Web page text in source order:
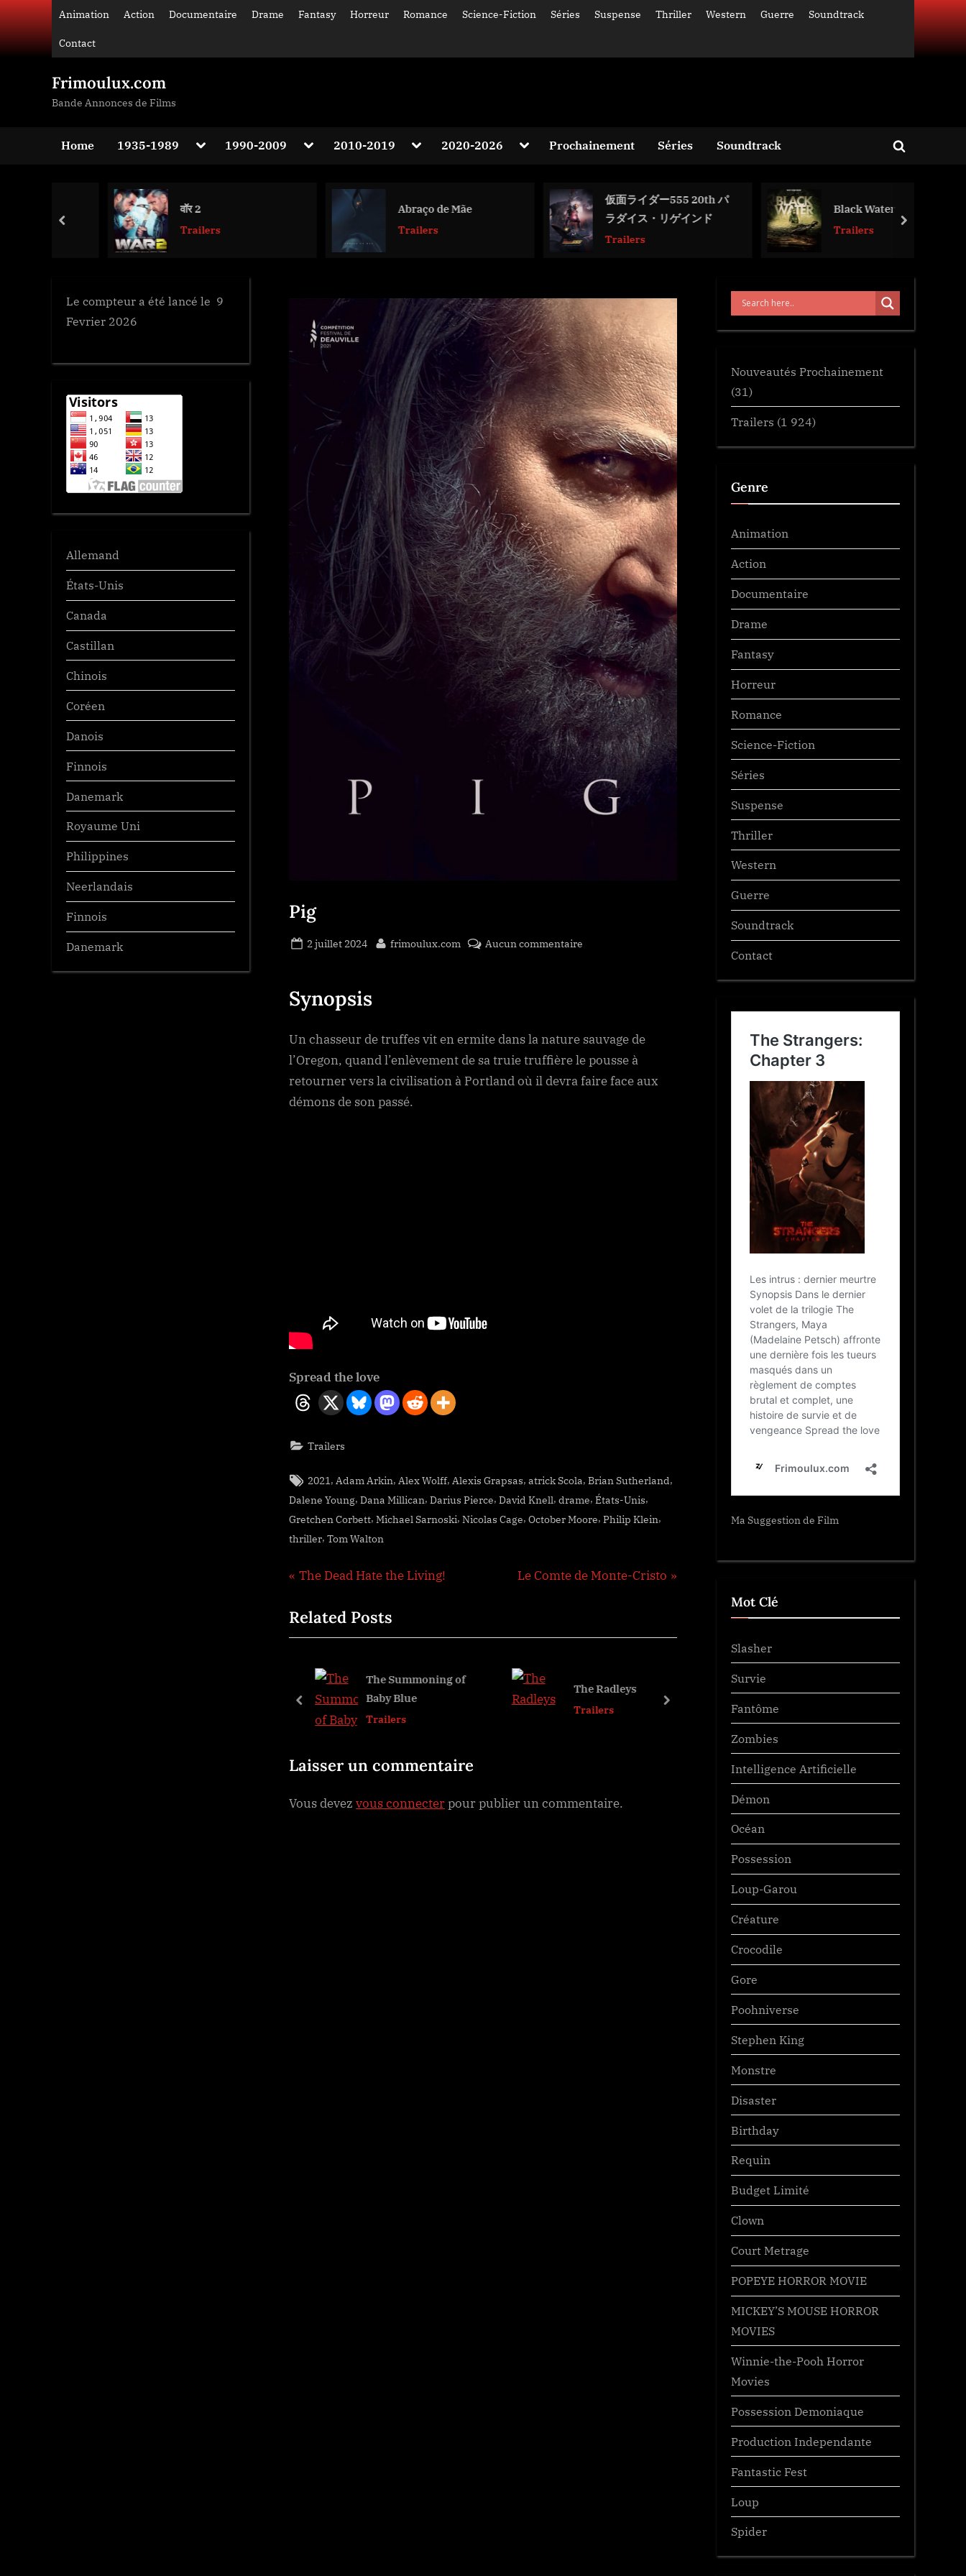
Skip
to
content
Animation Action Documentaire Drame Fantasy Horreur Romance Science-Fiction Séries Suspense Thriller Western Guerre Soundtrack
Contact
Frimoulux.com
Bande Annonces de Films
Home 1935-1989 Toggle1990-2009 Toggle
menu
Toggle
sub-
menu
2010-2019 Toggle2020-2026 ToggleProchainement Séries Soundtrack
Toggle
वॉर 2
Trailers
Abraço de Mãe
Trailers
仮面ライダー555 20th パ
ラダイス・リゲインド
Trailers
​​Black Water
Trailers
prev next
Pig
Posted
2 juillet 2024 By
frimoulux.com Aucun commentaire
Synopsis
Un chasseur de truffes vit en ermite dans la nature sauvage de
l’Oregon, quand l’enlèvement de sa truie truffière le pousse à
retourner vers la civilisation à Portland où il devra faire face aux
démons de son passé.
Spread the love
Trailers
Tags:
2021, Adam Arkin, Alex Wolff, Alexis Grapsas, atrick Scola, Brian Sutherland,
Dalene Young, Dana Millican, Darius Pierce, David Knell, drame, États-Unis,
Gretchen Corbett, Michael Sarnoski, Nicolas Cage, October Moore, Philip Klein,
thriller, Tom Walton
Navigation
de
l’article
P
e
v
u
o
t
The Dead Hate the Living!
N
t
o
s
Le Comte de Monte-Cristo
Related Posts
The Summoning of
Baby Blue
Trailers
The Radleys
Trailers Trailers
prev next
Laisser un commentaire
Vous devez vous connecterpour publier un commentaire.
Le compteur a été lancé le 9
Fevrier 2026
Allemand
États-Unis
Canada
Castillan
Chinois
Coréen
Danois
Finnois
Danemark
Royaume Uni
Philippines
Neerlandais
Finnois
Danemark
Nouveautés Prochainement
(31)
Trailers (1 924)
Genre
Animation
Action
Documentaire
Drame
Fantasy
Horreur
Romance
Science-Fiction
Séries
Suspense
Thriller
Western
Guerre
Soundtrack
Contact
Ma Suggestion de Film
Mot Clé
Slasher
Survie
Fantôme
Zombies
Intelligence Artificielle
Démon
Océan
Possession
Loup-Garou
Créature
Crocodile
Gore
Poohniverse
Stephen King
Monstre
Disaster
Birthday
Requin
Budget Limité
Clown
Court Metrage
POPEYE HORROR MOVIE
MICKEY’S MOUSE HORROR
MOVIES
Winnie-the-Pooh Horror
Movies
Possession Demoniaque
Production Independante
Fantastic Fest
Loup
Spider